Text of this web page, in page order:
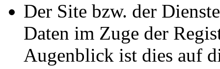
Der Site bzw. der
Daten im Zuge der
Augenblick ist dies auf